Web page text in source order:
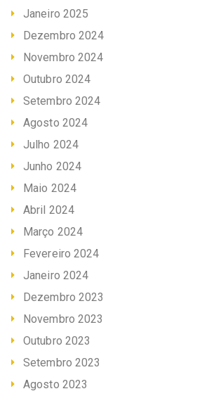
Janeiro 2025
Dezembro 2024
Novembro 2024
Outubro 2024
Setembro 2024
Agosto 2024
Julho 2024
Junho 2024
Maio 2024
Abril 2024
Março 2024
Fevereiro 2024
Janeiro 2024
Dezembro 2023
Novembro 2023
Outubro 2023
Setembro 2023
Agosto 2023